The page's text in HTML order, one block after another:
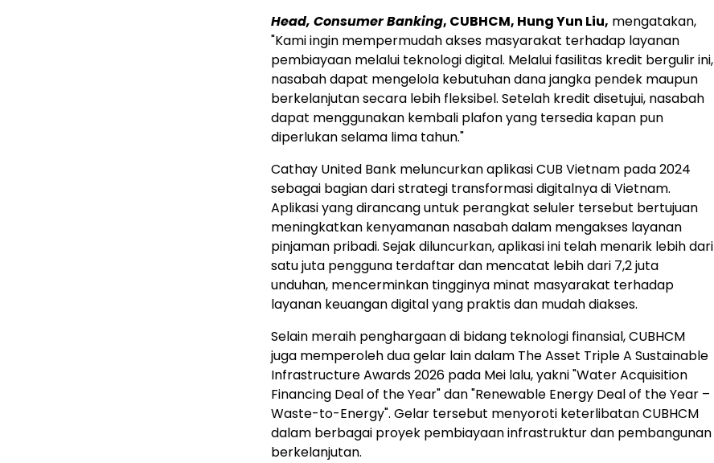
Head, Consumer Banking, CUBHCM, Hung Yun Liu, mengatakan,
"Kami ingin mempermudah akses masyarakat terhadap layanan
pembiayaan melalui teknologi digital. Melalui fasilitas kredit bergulir ini,
nasabah dapat mengelola kebutuhan dana jangka pendek maupun
berkelanjutan secara lebih fleksibel. Setelah kredit disetujui, nasabah
dapat menggunakan kembali plafon yang tersedia kapan pun
diperlukan selama lima tahun."
Cathay United Bank meluncurkan aplikasi CUB Vietnam pada 2024
sebagai bagian dari strategi transformasi digitalnya di Vietnam.
Aplikasi yang dirancang untuk perangkat seluler tersebut bertujuan
meningkatkan kenyamanan nasabah dalam mengakses layanan
pinjaman pribadi. Sejak diluncurkan, aplikasi ini telah menarik lebih dari
satu juta pengguna terdaftar dan mencatat lebih dari 7,2 juta
unduhan, mencerminkan tingginya minat masyarakat terhadap
layanan keuangan digital yang praktis dan mudah diakses.
Selain meraih penghargaan di bidang teknologi finansial, CUBHCM
juga memperoleh dua gelar lain dalam The Asset Triple A Sustainable
Infrastructure Awards 2026 pada Mei lalu, yakni "Water Acquisition
Financing Deal of the Year" dan "Renewable Energy Deal of the Year –
Waste-to-Energy". Gelar tersebut menyoroti keterlibatan CUBHCM
dalam berbagai proyek pembiayaan infrastruktur dan pembangunan
berkelanjutan.